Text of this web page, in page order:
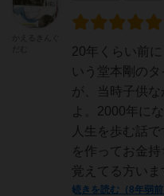
20年くらい前
いう堂本剛の
が、当時子供な
よ。2000年に
人生を歩む話
を作ってお金
覚えてる方いま
続きを読む（8年弱前